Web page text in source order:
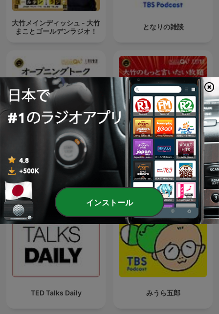
大竹メインディッシュ - 大竹
まことゴールデンラジオ！
となりの雑談
オープニング - 大竹まことゴ
ールデンラジオ！
大竹のもっと言いたい放題 -
大竹まこと ゴールデンラジ
オ！
TED Talks Daily みうら五郎
インストール